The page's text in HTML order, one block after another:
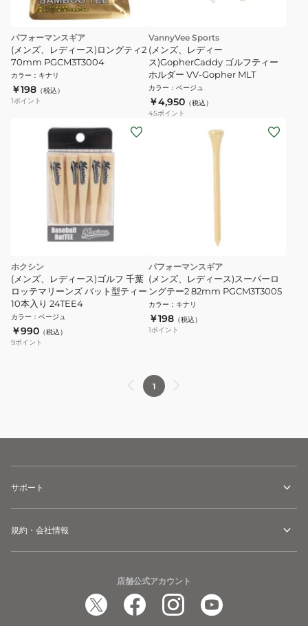
パフォーマンスギア
(メンズ、レディース)ロングティ2
70mm PGCM3T3004
カラー ： キナリ
￥198 （税込）
1ポイント
VannyVee Sports
(メンズ、レディー
ス)GopherCaddy ゴルフティー
ホルダー VV-Gopher MLT
カラー ： ベージュ
￥4,950 （税込）
45ポイント
ホクシン
(メンズ、レディース)ゴルフ 千葉
ロッテマリーンズ バット型ティー
10本入り 24TEE4
カラー ： ベージュ
￥990 （税込）
9ポイント
パフォーマンスギア
(メンズ、レディース)スーパーロ
ングテー2 82mm PGCM3T3005
カラー ： キナリ
￥198 （税込）
1ポイント
1
サポート
規約・会社情報
店舗公式アカウント